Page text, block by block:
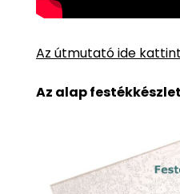
Az útmutató ide
Az alap